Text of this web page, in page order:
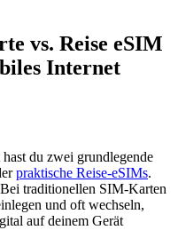
vs. Reise eSIM
Internet
du zwei grundlegende
praktische Reise-eSIMs.
traditionellen SIM-Karten
und oft wechseln,
auf deinem Gerät